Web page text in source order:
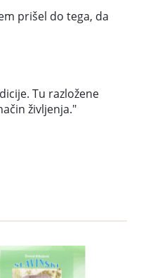
prišel do tega, da
Tu razložene
življenja."